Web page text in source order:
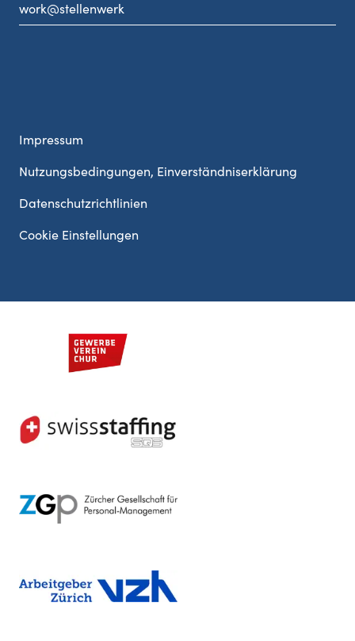
work@stellenwerk
Impressum
Nutzungsbedingungen, Einverständniserklärung
Datenschutzrichtlinien
Cookie Einstellungen